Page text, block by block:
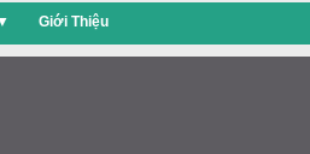
Giới Thiệu